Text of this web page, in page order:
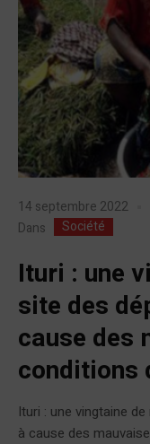
14 septembre 2022
Dans
Société
Ituri : une
site des
cause des
conditions
Ituri : une vingtaine
à cause des